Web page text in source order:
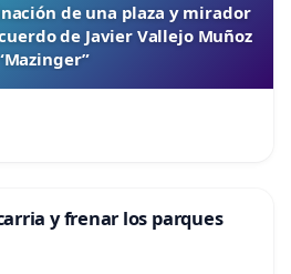
de una plaza y mirador
de Javier Vallejo Muñoz
y frenar los parques